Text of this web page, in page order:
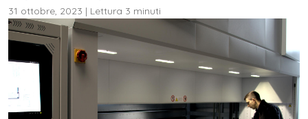
31 ottobre, 2023 | Lettura 3 minuti